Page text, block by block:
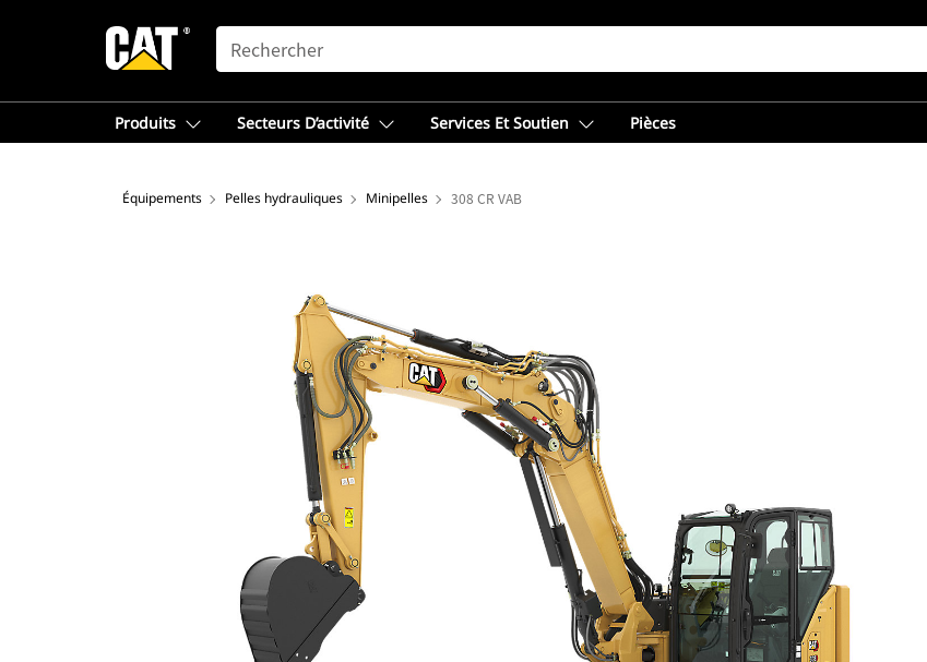
SEARCH
Produits Secteurs D’activité Services Et Soutien Pièces
Équipements Pelles hydrauliques Minipelles 308 CR VAB